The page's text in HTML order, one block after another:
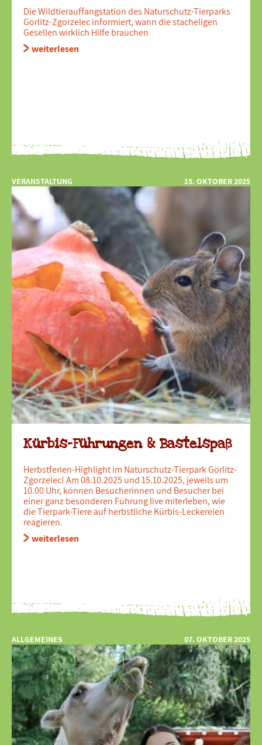
Die Wildtierauffangstation des Naturschutz-Tierparks
Görlitz-Zgorzelec informiert, wann die stacheligen
Gesellen wirklich Hilfe brauchen
weiterlesen
VERANSTALTUNG 15. OKTOBER 2025
Kürbis-Führungen & Bastelspaß
Herbstferien-Highlight im Naturschutz-Tierpark Görlitz-
Zgorzelec! Am 08.10.2025 und 15.10.2025, jeweils um
10.00 Uhr, können Besucherinnen und Besucher bei
einer ganz besonderen Führung live miterleben, wie
die Tierpark-Tiere auf herbstliche Kürbis-Leckereien
reagieren.
weiterlesen
ALLGEMEINES 07. OKTOBER 2025